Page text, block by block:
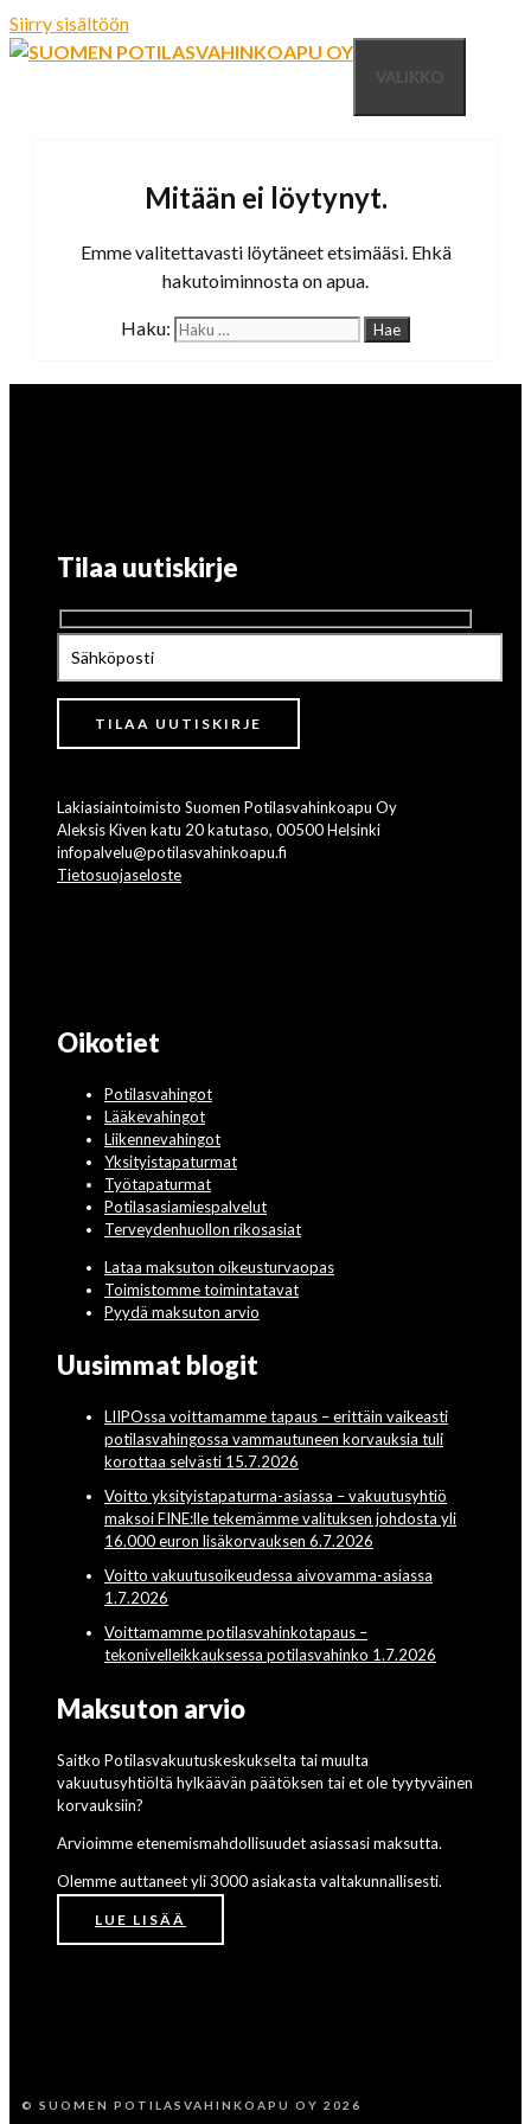
Siirry sisältöön
VALIKKO
Mitään ei löytynyt.
Emme valitettavasti löytäneet etsimääsi. Ehkä
hakutoiminnosta on apua.
Haku:
Tilaa uutiskirje
Lakiasiaintoimisto Suomen Potilasvahinkoapu Oy
Aleksis Kiven katu 20 katutaso, 00500 Helsinki
infopalvelu@potilasvahinkoapu.fi
Tietosuojaseloste
Oikotiet
Potilasvahingot
Lääkevahingot
Liikennevahingot
Yksityistapaturmat
Työtapaturmat
Potilasasiamiespalvelut
Terveydenhuollon rikosasiat
Lataa maksuton oikeusturvaopas
Toimistomme toimintatavat
Pyydä maksuton arvio
Uusimmat blogit
LIIPOssa voittamamme tapaus – erittäin vaikeasti
potilasvahingossa vammautuneen korvauksia tuli
korottaa selvästi 15.7.2026
Voitto yksityistapaturma-asiassa – vakuutusyhtiö
maksoi FINE:lle tekemämme valituksen johdosta yli
16.000 euron lisäkorvauksen 6.7.2026
Voitto vakuutusoikeudessa aivovamma-asiassa
1.7.2026
Voittamamme potilasvahinkotapaus –
tekonivelleikkauksessa potilasvahinko 1.7.2026
Maksuton arvio
Saitko Potilasvakuutuskeskukselta tai muulta
vakuutusyhtiöltä hylkäävän päätöksen tai et ole tyytyväinen
korvauksiin?
Arvioimme etenemismahdollisuudet asiassasi maksutta.
Olemme auttaneet yli 3000 asiakasta valtakunnallisesti.
LUE LISÄÄ
© SUOMEN POTILASVAHINKOAPU OY 2026